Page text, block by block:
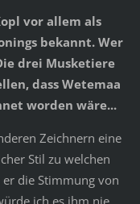
vor allem als
bekannt. Wer
drei Musketiere
dass Wetemaa
worden wäre...
Zeichnern eine
Stil zu welchen
er die Stimmung von